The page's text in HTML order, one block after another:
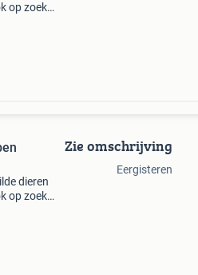
op zoek
dieren
op zoek
Zie omschrijving
Eergisteren